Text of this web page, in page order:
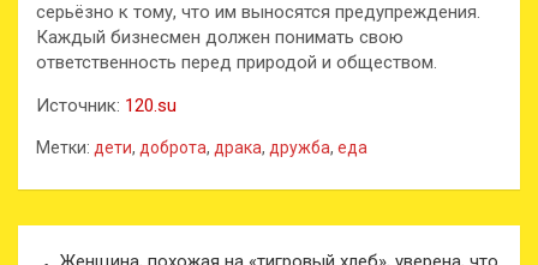
серьёзно к тому, что им выносятся предупреждения.
Каждый бизнесмен должен понимать свою
ответственность перед природой и обществом.
Источник: 120.su
Метки: дети, доброта, драка, дружба, еда